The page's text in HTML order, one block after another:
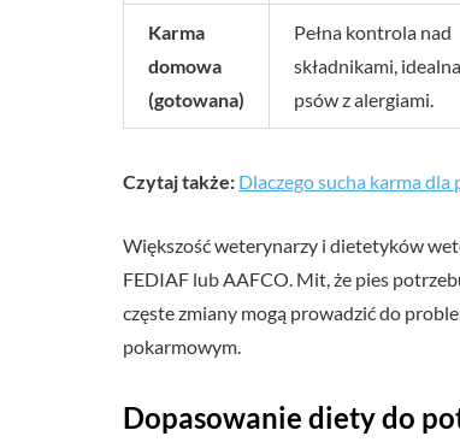
Karma
domowa
(gotowana)
Pełna kontrola nad
składnikami,
psów z alergiami.
Czytaj także: Dlaczego sucha karma
Większość weterynarzy i dietetyków
FEDIAF lub AAFCO. Mit, że pies
częste zmiany mogą prowadzić do
pokarmowym.
Dopasowanie diety do